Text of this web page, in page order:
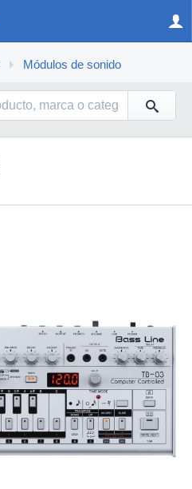
Módulos de sonido